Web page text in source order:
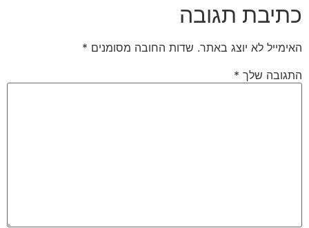
כתיבת תגובה
האימייל לא יוצג באתר. שדות החובה מסומנים *
התגובה שלך *